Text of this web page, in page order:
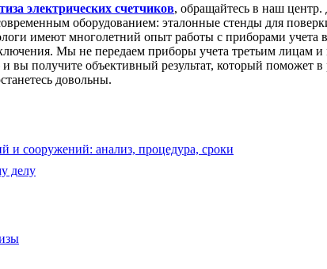
электрических счетчиков, обращайтесь в наш центр.
оборудованием: эталонные стенды для
имеют многолетний опыт работы с приборами учета
Мы не передаем приборы учета третьим лицам и
вы получите объективный результат, который
довольны.
и сооружений: анализ, процедура, сроки
делу